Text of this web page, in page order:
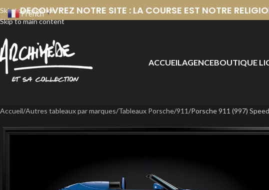
Skip to navigation
Skip to main content
DECOUVREZ NOTRE SITE : LA COURSE EST NOTRE
ACCUEILAGENCEBOUTIQUE
Accueil Autres tableaux par marques Tableaux Porsche 911 Porsche 911 (997)
French ▼